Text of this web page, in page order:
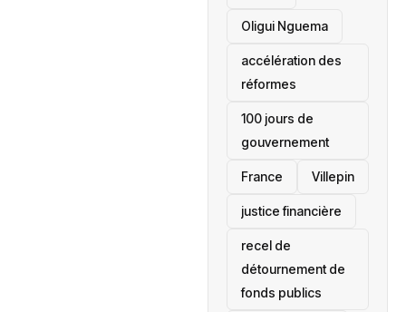
Oligui Nguema
accélération des
réformes
100 jours de
gouvernement
France Villepin
justice financière
recel de
détournement de
fonds publics